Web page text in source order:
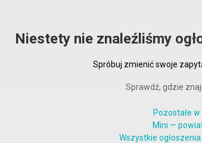
Niestety nie znaleźliśmy
Spróbuj zmienić swoje
Sprawdź, gdzie
Pozostałe w
Mini —
Wszystkie